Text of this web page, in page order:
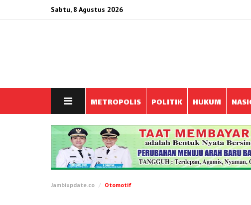
Sabtu, 8 Agustus 2026
METROPOLIS POLITIK HUKUM
Jambiupdate.co Otomotif